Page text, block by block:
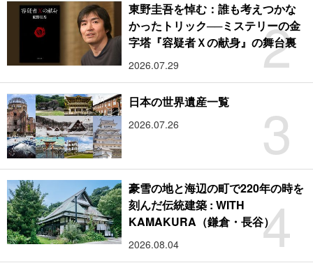
2
東野圭吾を悼む：誰も考えつかな
かったトリック──ミステリーの金
字塔『容疑者Ｘの献身』の舞台裏
2026.07.29
3
日本の世界遺産一覧
2026.07.26
4
豪雪の地と海辺の町で220年の時を
刻んだ伝統建築 : WITH
KAMAKURA（鎌倉・長谷）
2026.08.04